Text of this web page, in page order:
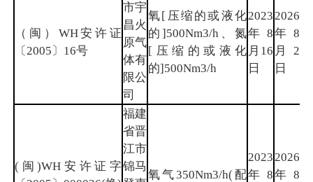
（闽）WH安许证
〔2005〕16号
市宇
昌火
原气
体有
限公
司
氧[压缩的或液化
的]500Nm3/h、氮
[压缩的或液化
的]500Nm3/h
2023
年8
月16
日
2026
年8
月2
日
(闽)WH安许证字
福建
省晋
江市
锦马
氧气350Nm3/h(配
2023
年8
2026
年8